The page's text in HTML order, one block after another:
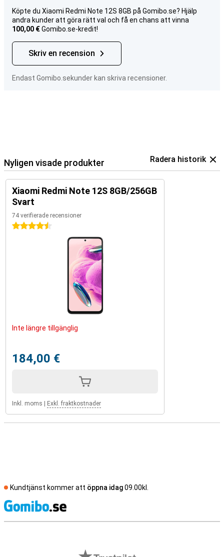
Köpte du Xiaomi Redmi Note 12S 8GB på Gomibo.se? Hjälp
andra kunder att göra rätt val och få en chans att vinna
100,00 €Gomibo.se-kredit!
Skriv en recension
Endast Gomibo.sekunder kan skriva recensioner.
Nyligen visade produkter Radera historik
Xiaomi Redmi Note 12S 8GB/256GB
Svart
74 verifierade recensioner
4.5 stjärnor
Inte längre tillgänglig
184,00 €
Inkl. moms Exkl. fraktkostnader
Kundtjänst kommer att öppna idag09.00kl.